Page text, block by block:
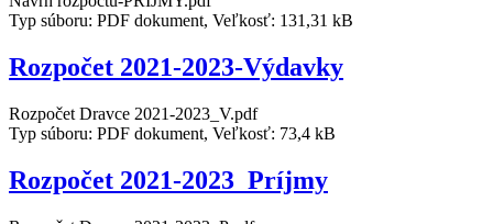
Typ súboru: PDF dokument, Veľkosť: 131,31 kB
Rozpočet 2021-2023-Výdavky
Rozpočet Dravce 2021-2023_V.pdf
Typ súboru: PDF dokument, Veľkosť: 73,4 kB
Rozpočet 2021-2023_Príjmy